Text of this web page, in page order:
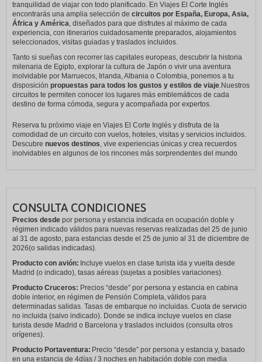
tranquilidad de viajar con todo planificado. En Viajes El Corte Inglés
encontrarás una amplia selección de circuitos por España, Europa, Asia,
África y América, diseñados para que disfrutes al máximo de cada
experiencia, con itinerarios cuidadosamente preparados, alojamientos
seleccionados, visitas guiadas y traslados incluidos.
Tanto si sueñas con recorrer las capitales europeas, descubrir la historia
milenaria de Egipto, explorar la cultura de Japón o vivir una aventura
inolvidable por Marruecos, Irlanda, Albania o Colombia, ponemos a tu
disposición propuestas para todos los gustos y estilos de viaje.Nuestros
circuitos te permiten conocer los lugares más emblemáticos de cada
destino de forma cómoda, segura y acompañada por expertos.
Reserva tu próximo viaje en Viajes El Corte Inglés y disfruta de la
comodidad de un circuito con vuelos, hoteles, visitas y servicios incluidos.
Descubre nuevos destinos, vive experiencias únicas y crea recuerdos
inolvidables en algunos de los rincones más sorprendentes del mundo
CONSULTA CONDICIONES
Precios desde por persona y estancia indicada en ocupación doble y
régimen indicado válidos para nuevas reservas realizadas del 25 de junio
al 31 de agosto, para estancias desde el 25 de junio al 31 de diciembre de
2026(o salidas indicadas).
Producto con avión: Incluye vuelos en clase turista ida y vuelta desde
Madrid (o indicado), tasas aéreas (sujetas a posibles variaciones).
Producto Cruceros: Precios “desde” por persona y estancia en cabina
doble interior, en régimen de Pensión Completa, válidos para
determinadas salidas. Tasas de embarque no incluidas. Cuota de servicio
no incluida (salvo indicado). Donde se indica incluye vuelos en clase
turista desde Madrid o Barcelona y traslados incluidos (consulta otros
orígenes).
Producto Portaventura: Precio “desde” por persona y estancia y, basado
en una estancia de 4días / 3 noches en habitación doble con media